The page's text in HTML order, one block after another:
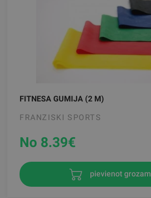
FITNESA GUMIJA (2 M)
FRANZISKI SPORTS
No 8.39€
pievienot grozam